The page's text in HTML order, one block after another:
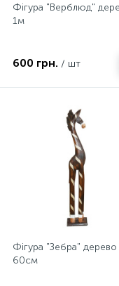
Фігура "Верблюд"
1м
600 грн. / шт
Фігура "Зебра" дерево
60см